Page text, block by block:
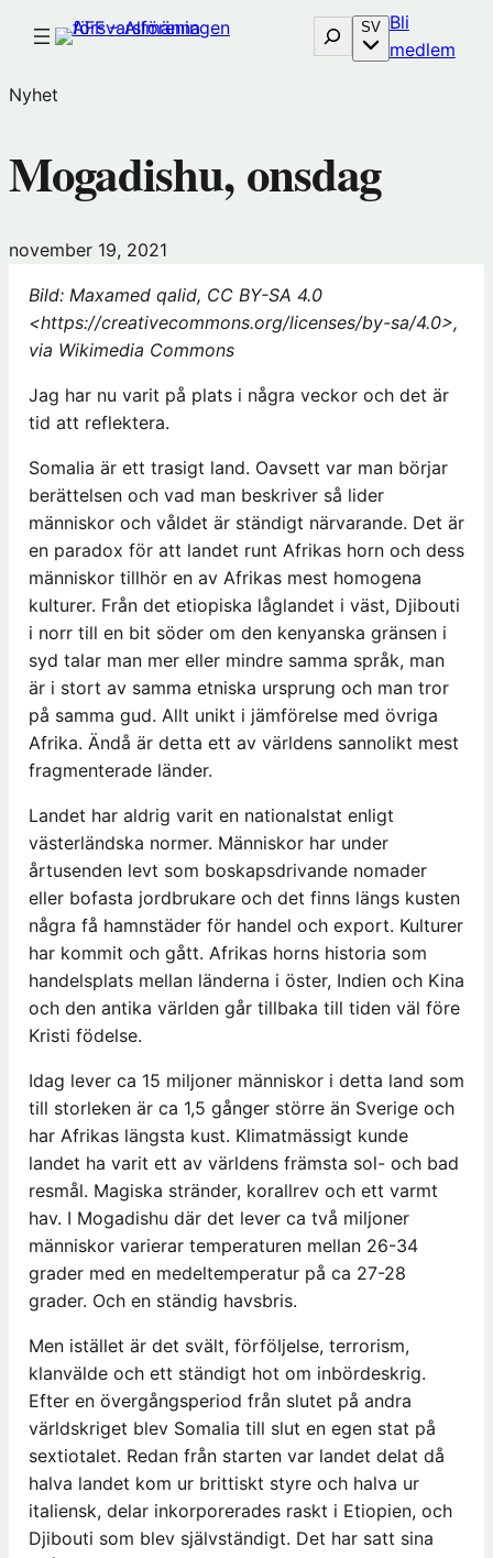
Sök SV Bli
medlem
Nyhet
Mogadishu, onsdag
november 19, 2021
Bild: Maxamed qalid, CC BY-SA 4.0
<https://creativecommons.org/licenses/by-sa/4.0>,
via Wikimedia Commons
Jag har nu varit på plats i några veckor och det är
tid att reflektera.
Somalia är ett trasigt land. Oavsett var man börjar
berättelsen och vad man beskriver så lider
människor och våldet är ständigt närvarande. Det är
en paradox för att landet runt Afrikas horn och dess
människor tillhör en av Afrikas mest homogena
kulturer. Från det etiopiska låglandet i väst, Djibouti
i norr till en bit söder om den kenyanska gränsen i
syd talar man mer eller mindre samma språk, man
är i stort av samma etniska ursprung och man tror
på samma gud. Allt unikt i jämförelse med övriga
Afrika. Ändå är detta ett av världens sannolikt mest
fragmenterade länder.
Landet har aldrig varit en nationalstat enligt
västerländska normer. Människor har under
årtusenden levt som boskapsdrivande nomader
eller bofasta jordbrukare och det finns längs kusten
några få hamnstäder för handel och export. Kulturer
har kommit och gått. Afrikas horns historia som
handelsplats mellan länderna i öster, Indien och Kina
och den antika världen går tillbaka till tiden väl före
Kristi födelse.
Idag lever ca 15 miljoner människor i detta land som
till storleken är ca 1,5 gånger större än Sverige och
har Afrikas längsta kust. Klimatmässigt kunde
landet ha varit ett av världens främsta sol- och bad
resmål. Magiska stränder, korallrev och ett varmt
hav. I Mogadishu där det lever ca två miljoner
människor varierar temperaturen mellan 26-34
grader med en medeltemperatur på ca 27-28
grader. Och en ständig havsbris.
Men istället är det svält, förföljelse, terrorism,
klanvälde och ett ständigt hot om inbördeskrig.
Efter en övergångsperiod från slutet på andra
världskriget blev Somalia till slut en egen stat på
sextiotalet. Redan från starten var landet delat då
halva landet kom ur brittiskt styre och halva ur
italiensk, delar inkorporerades raskt i Etiopien, och
Djibouti som blev självständigt. Det har satt sina